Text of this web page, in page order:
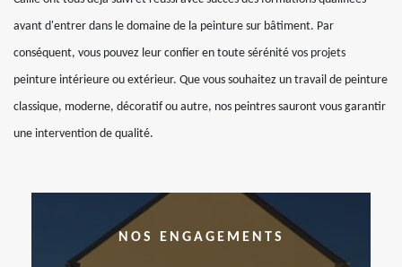
avant d'entrer dans le domaine de la peinture sur bâtiment. Par
conséquent, vous pouvez leur confier en toute sérénité vos projets
peinture intérieure ou extérieur. Que vous souhaitez un travail de peinture
classique, moderne, décoratif ou autre, nos peintres sauront vous garantir
une intervention de qualité.
NOS ENGAGEMENTS